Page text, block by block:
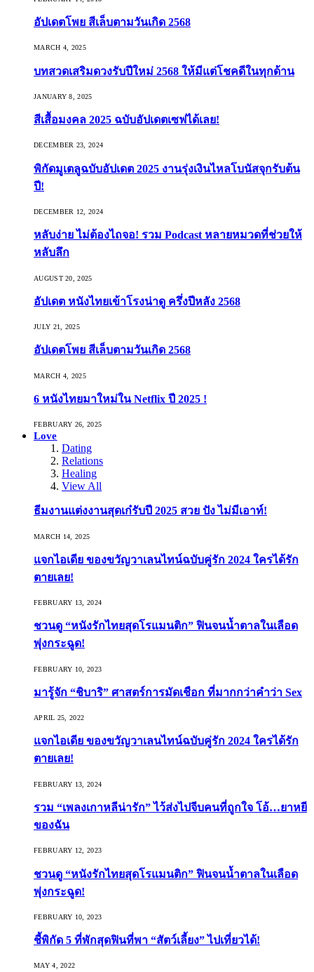
อัปเดตโพย สีเล็บตามวันเกิด 2568
MARCH 4, 2025
บทสวดเสริมดวงรับปีใหม่ 2568 ให้มีแต่โชคดีในทุกด้าน
JANUARY 8, 2025
สีเสื้อมงคล 2025 ฉบับอัปเดตเซฟได้เลย!
DECEMBER 23, 2024
พิกัดมูเตลูฉบับอัปเดต 2025 งานรุ่งเงินไหลโบนัสจุกรับต้น
ปี!
DECEMBER 12, 2024
หลับง่าย ไม่ต้องไถจอ! รวม Podcast หลายหมวดที่ช่วยให้
หลับลึก
AUGUST 20, 2025
อัปเดต หนังไทยเข้าโรงน่าดู ครึ่งปีหลัง 2568
JULY 21, 2025
อัปเดตโพย สีเล็บตามวันเกิด 2568
MARCH 4, 2025
6 หนังไทยมาใหม่ใน Netflix ปี 2025 !
FEBRUARY 26, 2025
Love
Dating
Relations
Healing
View All
ธีมงานแต่งงานสุดเก๋รับปี 2025 สวย ปัง ไม่มีเอาท์!
MARCH 14, 2025
แจกไอเดีย ของขวัญวาเลนไทน์ฉบับคู่รัก 2024 ใครได้รัก
ตายเลย!
FEBRUARY 13, 2024
ชวนดู “หนังรักไทยสุดโรแมนติก” ฟินจนน้ำตาลในเลือด
พุ่งกระฉูด!
FEBRUARY 10, 2023
มารู้จัก “ชิบาริ” ศาสตร์การมัดเชือก ที่มากกว่าคำว่า Sex
APRIL 25, 2022
แจกไอเดีย ของขวัญวาเลนไทน์ฉบับคู่รัก 2024 ใครได้รัก
ตายเลย!
FEBRUARY 13, 2024
รวม “เพลงเกาหลีน่ารัก” ไว้ส่งไปจีบคนที่ถูกใจ โอ้…ยาหยี
ของฉัน
FEBRUARY 12, 2023
ชวนดู “หนังรักไทยสุดโรแมนติก” ฟินจนน้ำตาลในเลือด
พุ่งกระฉูด!
FEBRUARY 10, 2023
ชี้พิกัด 5 ที่พักสุดฟินที่พา “สัตว์เลี้ยง” ไปเที่ยวได้!
MAY 4, 2022